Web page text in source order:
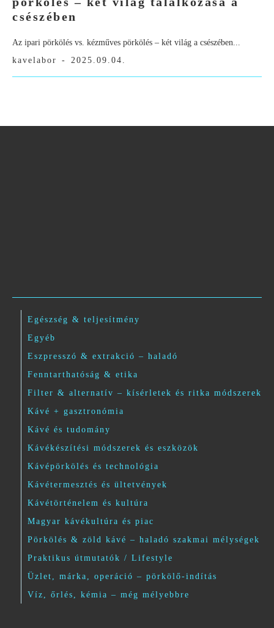
csészében
Az ipari pörkölés vs. kézműves pörkölés – két világ a csészében...
kavelabor
- 2025.09.04.
Egészség & teljesítmény
Egyéb
Eszpresszó & extrakció – haladó
Fenntarthatóság & etika
Filter & alternatív – kísérletek és ritka módszerek
Kávé + gasztronómia
Kávé és tudomány
Kávékészítési módszerek és eszközök
Kávépörkölés és technológia
Kávétermesztés és ültetvények
Kávétörténelem és kultúra
Magyar kávékultúra és piac
Pörkölés & zöld kávé – haladó szakmai mélységek
Praktikus útmutatók / Lifestyle
Üzlet, márka, operáció – pörkölő-indítás
Víz, őrlés, kémia – még mélyebbre